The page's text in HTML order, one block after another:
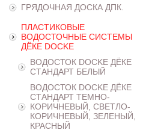
ГРЯДОЧНАЯ ДОСКА ДПК.
ПЛАСТИКОВЫЕ
ВОДОСТОЧНЫЕ СИСТЕМЫ
ДЁКЕ DOCKE
ВОДОСТОК DOCKE ДЁКЕ
СТАНДАРТ БЕЛЫЙ
ВОДОСТОК DOCKE ДЁКЕ
СТАНДАРТ ТЕМНО-
КОРИЧНЕВЫЙ, СВЕТЛО-
КОРИЧНЕВЫЙ, ЗЕЛЕНЫЙ,
КРАСНЫЙ